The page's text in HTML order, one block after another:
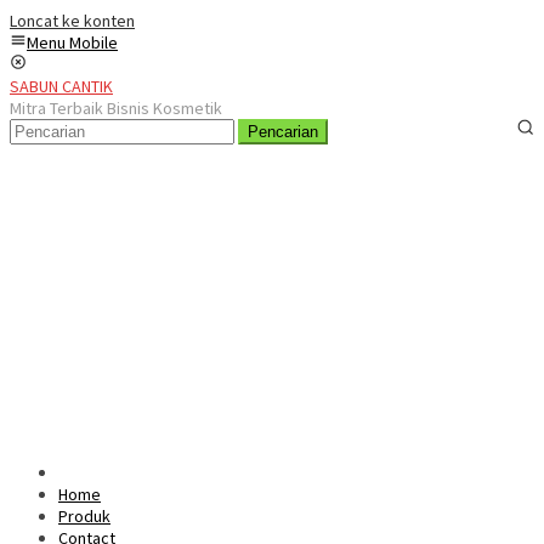
Loncat ke konten
Menu Mobile
SABUN CANTIK
Mitra Terbaik Bisnis Kosmetik
Pencarian
Home
Produk
Contact